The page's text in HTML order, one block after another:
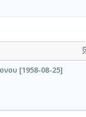
[1958-08-25]